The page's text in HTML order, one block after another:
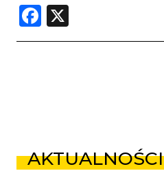
Facebook
AKTUALNOŚCI